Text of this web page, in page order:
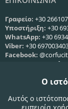
Γραφείο: +30
Υποστήριξη: +30
WhatsApp: +30
Viber: +30
Facebook:
ΩΡΕΣ
Ο
Αυτός ο